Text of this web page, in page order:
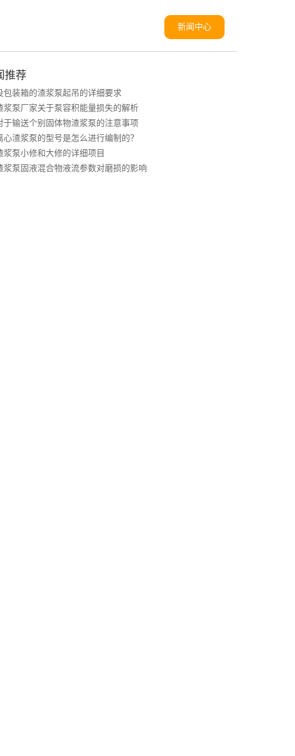
新闻中心
推荐
包装箱的渣浆泵起吊的详细要求
浆泵厂家关于泵容积能量损失的解析
于输送个别固体物渣浆泵的注意事项
心渣浆泵的型号是怎么进行编制的？
浆泵小修和大修的详细项目
浆泵固液混合物液流参数对磨损的影响